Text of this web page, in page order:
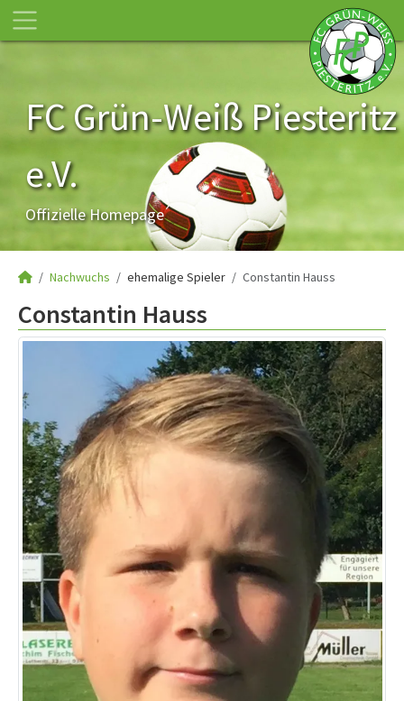
FC Grün-Weiß Piesteritz
e.V.
Offizielle Homepage
Nachwuchs ehemalige Spieler Constantin Hauss
Constantin Hauss